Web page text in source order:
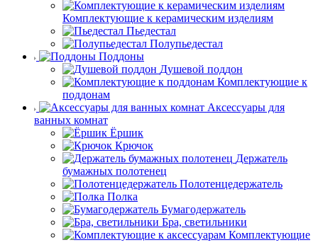
Комплектующие к керамическим изделиям
Пьедестал
Полупьедестал
Поддоны
Душевой поддон
Комплектующие к
поддонам
Аксессуары для
ванных комнат
Ёршик
Крючок
Держатель
бумажных полотенец
Полотенцедержатель
Полка
Бумагодержатель
Бра, светильники
Комплектующие